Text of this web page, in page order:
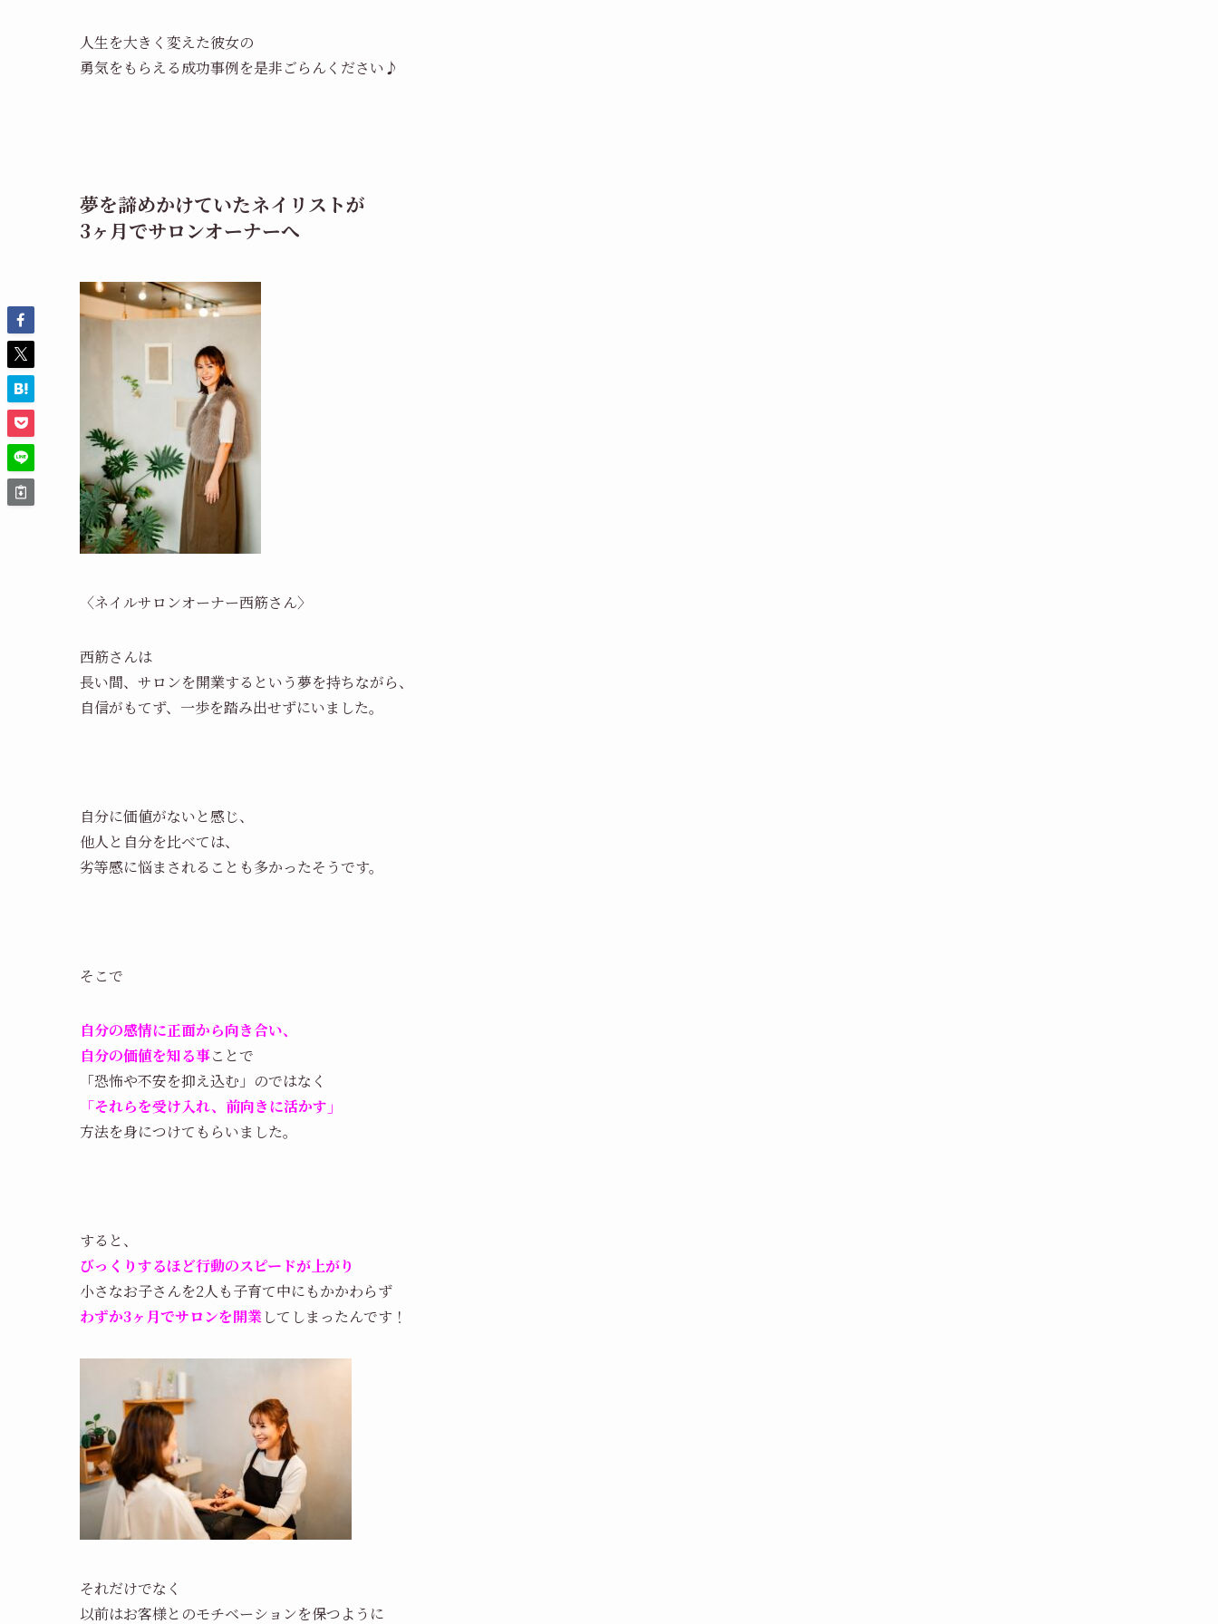
人生を大きく変えた彼女の
勇気をもらえる成功事例を是非ごらんください♪
夢を諦めかけていたネイリストが
3ヶ月でサロンオーナーへ
〈ネイルサロンオーナー西筋さん〉
西筋さんは
長い間、サロンを開業するという夢を持ちながら、
自信がもてず、一歩を踏み出せずにいました。
自分に価値がないと感じ、
他人と自分を比べては、
劣等感に悩まされることも多かったそうです。
そこで
自分の感情に正面から向き合い、
自分の価値を知る事ことで
「恐怖や不安を抑え込む」のではなく
「それらを受け入れ、前向きに活かす」
方法を身につけてもらいました。
すると、
びっくりするほど行動のスピードが上がり
小さなお子さんを2人も子育て中にもかかわらず
わずか3ヶ月でサロンを開業してしまったんです！
それだけでなく
以前はお客様とのモチベーションを保つように